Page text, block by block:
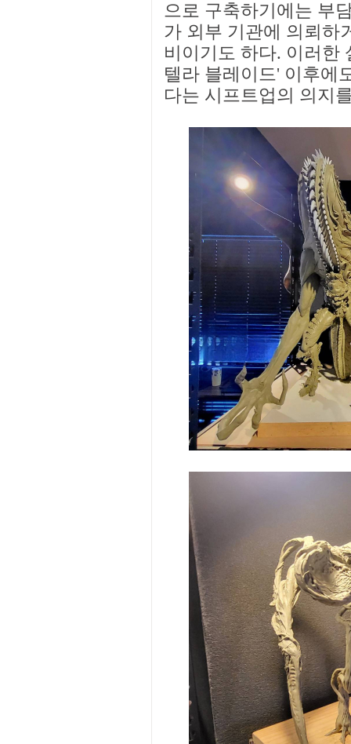
으로 구축하기에는 부
가 외부 기관에 의뢰하
비이기도 하다. 이러한
텔라 블레이드' 이후에
다는 시프트업의 의지